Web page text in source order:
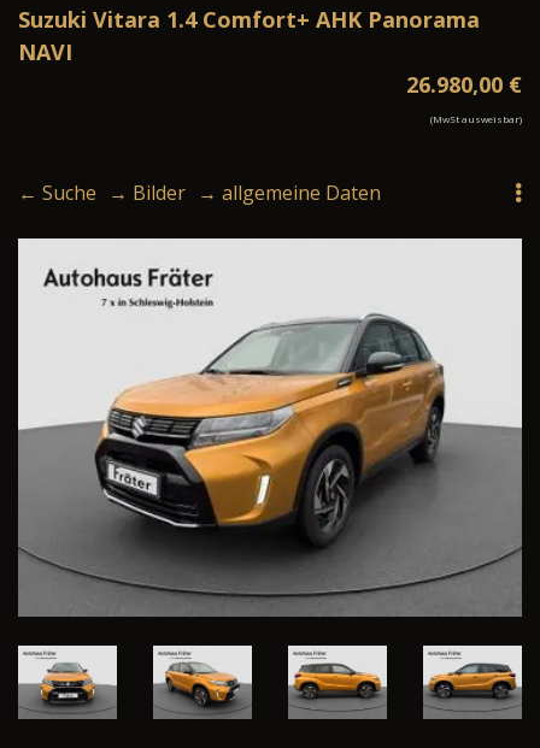
Suzuki Vitara 1.4 Comfort+ AHK Panorama
NAVI
26.980,00 €
(MwSt ausweisbar)
← Suche → Bilder → allgemeine Daten